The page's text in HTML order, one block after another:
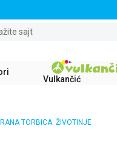
sajt
Vulkančić
TORBICA: ŽIVOTINJE